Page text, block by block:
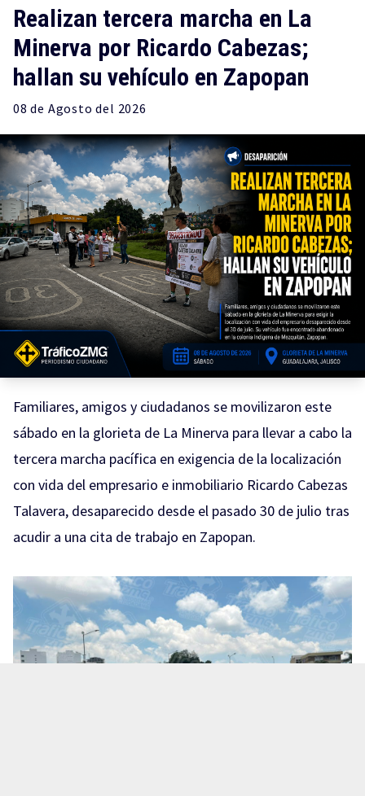
Realizan tercera marcha en La
Minerva por Ricardo Cabezas;
hallan su vehículo en Zapopan
08 de Agosto del 2026
Familiares, amigos y ciudadanos se movilizaron este
sábado en la glorieta de La Minerva para llevar a cabo la
tercera marcha pacífica en exigencia de la localización
con vida del empresario e inmobiliario Ricardo Cabezas
Talavera, desaparecido desde el pasado 30 de julio tras
acudir a una cita de trabajo en Zapopan.